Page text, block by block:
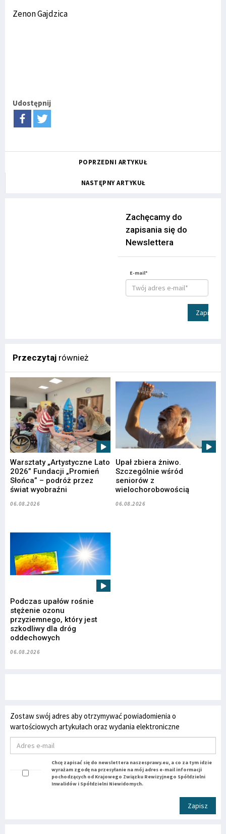
Zenon Gajdzica
Udostępnij
POPRZEDNI ARTYKUŁ
NASTĘPNY ARTYKUŁ
Zachęcamy do
zapisania się do
Newslettera
E-mail*
Zapisz
Przeczytaj również
Warsztaty „Artystyczne Lato
2026” Fundacji „Promień
Słońca” – podróż przez
świat wyobraźni
06.08.2026
Upał zbiera żniwo.
Szczególnie wśród
seniorów z
wielochorobowością
06.08.2026
Podczas upałów rośnie
stężenie ozonu
przyziemnego, który jest
szkodliwy dla dróg
oddechowych
06.08.2026
Zostaw swój adres aby otrzymywać powiadomienia o
wartościowych artykułach oraz wydania elektroniczne
Chcę zapisać się do newslettera naszesprawy.eu, a co za tym idzie
wyrażam zgodę na przesyłanie na mój adres e-mail informacji
pochodzących od Krajowego Związku Rewizyjnego Spółdzielni
Inwalidów i Spółdzielni Niewidomych.
Zapisz